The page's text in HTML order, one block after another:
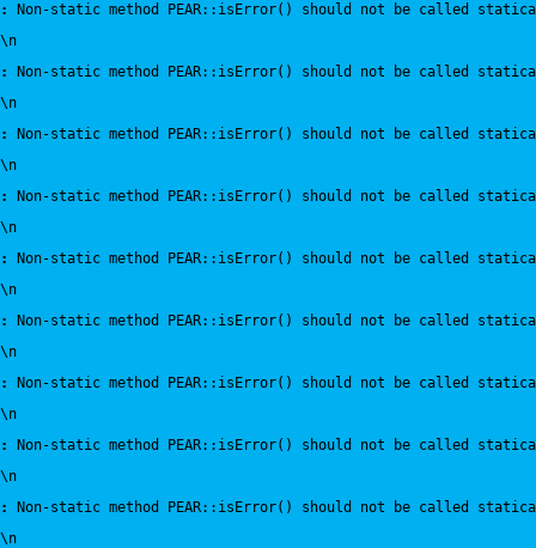
:
Non-static method PEAR::isError() should not be called
\n
:
Non-static method PEAR::isError() should not be called
\n
:
Non-static method PEAR::isError() should not be called
\n
:
Non-static method PEAR::isError() should not be called
\n
:
Non-static method PEAR::isError() should not be called
\n
:
Non-static method PEAR::isError() should not be called
\n
:
Non-static method PEAR::isError() should not be called
\n
:
Non-static method PEAR::isError() should not be called
\n
:
Non-static method PEAR::isError() should not be called
\n